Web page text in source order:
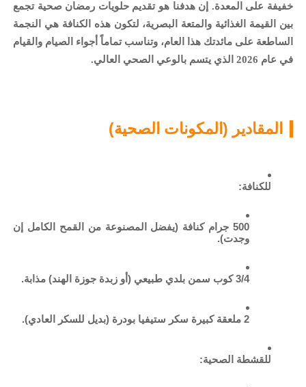
خفيفة على المعدة. إن هدفنا هو تقديمحلويات رمضان صحية تجمع
بين القيمة الغذائية والمتعة البصرية، لتكون هذه الكنافة هي النجمة
الساطعة على مائدتك هذا العام، وتناسب تماماً أجواء الصيام والقيام
في عام 2026 الذي يتسم بالوعي الصحي العالي.
المقادير (المكونات الصحية)
للكنافة:
500 جرام كنافة (يفضل المصنوعة من القمح الكامل إن
وجدت).
3/4 كوب سمن بلدي طبيعي (أو زبدة جوزة الهند) مذابة.
2 ملعقة كبيرة سكر ستيفيا بودرة (بديل للسكر العادي).
للقشطة الصحية: